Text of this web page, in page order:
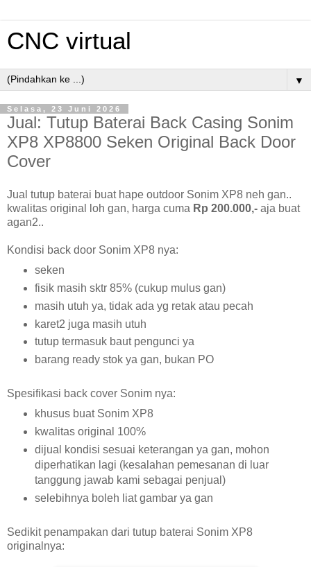
CNC virtual
▼
Selasa, 23 Juni 2026
Jual: Tutup Baterai Back Casing Sonim
XP8 XP8800 Seken Original Back Door
Cover
Jual tutup baterai buat hape outdoor Sonim XP8 neh gan..
kwalitas original loh gan, harga cuma Rp 200.000,- aja buat
agan2..
Kondisi back door Sonim XP8 nya:
seken
fisik masih sktr 85% (cukup mulus gan)
masih utuh ya, tidak ada yg retak atau pecah
karet2 juga masih utuh
tutup termasuk baut pengunci ya
barang ready stok ya gan, bukan PO
Spesifikasi back cover Sonim nya:
khusus buat Sonim XP8
kwalitas original 100%
dijual kondisi sesuai keterangan ya gan, mohon
diperhatikan lagi (kesalahan pemesanan di luar
tanggung jawab kami sebagai penjual)
selebihnya boleh liat gambar ya gan
Sedikit penampakan dari tutup baterai Sonim XP8
originalnya: